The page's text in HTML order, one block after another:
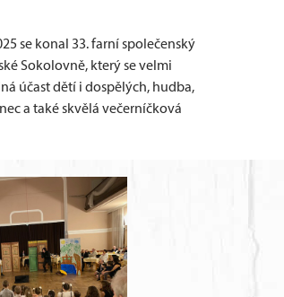
se konal 33. farní společenský
Sokolovně, který se velmi
účast dětí i dospělých, hudba,
a také skvělá večerníčková